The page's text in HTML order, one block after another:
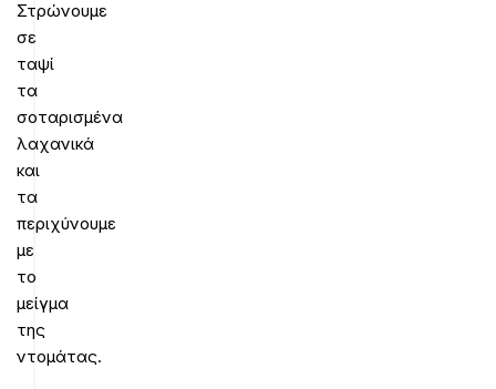
Στρώνουμε
σε
ταψί
τα
σοταρισμένα
λαχανικά
και
τα
περιχύνουμε
με
το
μείγμα
της
ντομάτας.